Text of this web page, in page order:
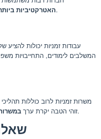
האטרקטיביותהיא שביצועים טובים יכולים להוביל להצעות עבודה קבועות.
עבודות זמניות יכולות
המשלבים לימודים, התחייבויות
משרות זמניות לרוב כוללות
זוהי הטבה יקרת ערךעבור אלו המחפשים הכנסה מיידית או רוצים לסגור פערים תעסוקתיים.